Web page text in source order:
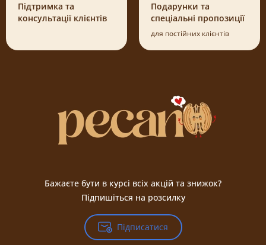
Підтримка та
консультації клієнтів
Подарунки та
спеціальні пропозиції
для постійних клієнтів
Бажаєте бути в курсі всіх акцій та знижок?
Підпишіться на розсилку
Підписатися